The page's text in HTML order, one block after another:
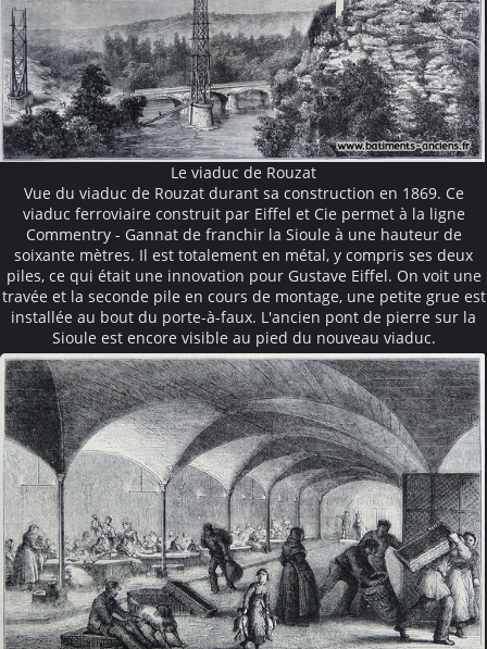
Le viaduc de Rouzat
Vue du viaduc de Rouzat durant sa construction en 1869. Ce
viaduc ferroviaire construit par Eiffel et Cie permet à la ligne
Commentry - Gannat de franchir la Sioule à une hauteur de
soixante mètres. Il est totalement en métal, y compris ses deux
piles, ce qui était une innovation pour Gustave Eiffel. On voit une
travée et la seconde pile en cours de montage, une petite grue est
installée au bout du porte-à-faux. L'ancien pont de pierre sur la
Sioule est encore visible au pied du nouveau viaduc.